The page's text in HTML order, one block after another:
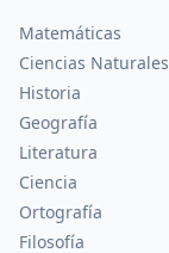
Matemáticas
Ciencias Naturales
Historia
Geografía
Literatura
Ciencia
Ortografía
Filosofía